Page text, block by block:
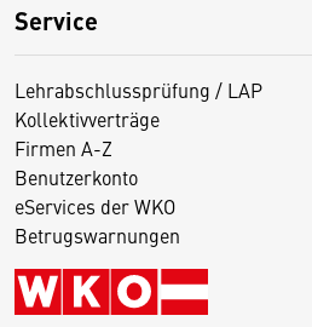
Service
Lehrabschlussprüfung / LAP
Kollektivverträge
Firmen A-Z
Benutzerkonto
eServices der WKO
Betrugswarnungen